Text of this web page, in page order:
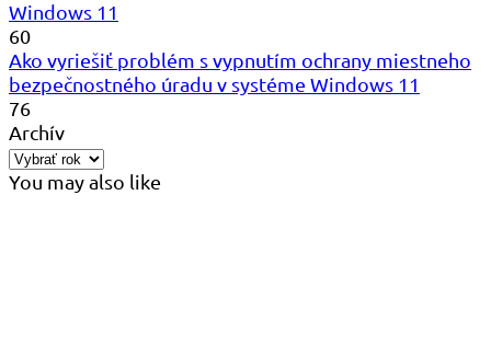
Windows 11
60
Ako vyriešiť problém s vypnutím ochrany miestneho
bezpečnostného úradu v systéme Windows 11
76
Archív
You may also like